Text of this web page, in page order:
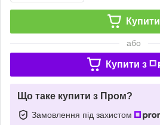
Купити
або
Купити з
Що таке купити з Пром?
Замовлення під захистом